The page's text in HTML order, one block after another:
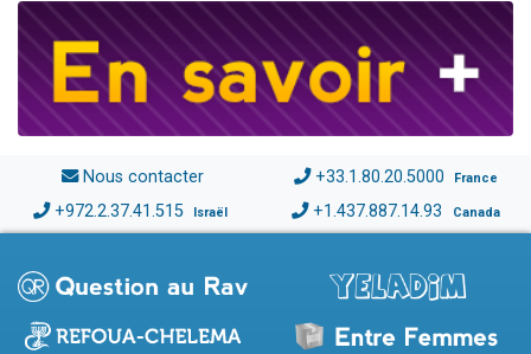
Nous contacter +33.1.80.20.5000 France
+972.2.37.41.515 Israël +1.437.887.14.93 Canada